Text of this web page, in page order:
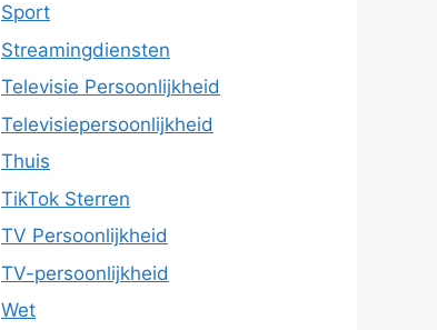
Sport
Streamingdiensten
Televisie Persoonlijkheid
Televisiepersoonlijkheid
Thuis
TikTok Sterren
TV Persoonlijkheid
TV-persoonlijkheid
Wet